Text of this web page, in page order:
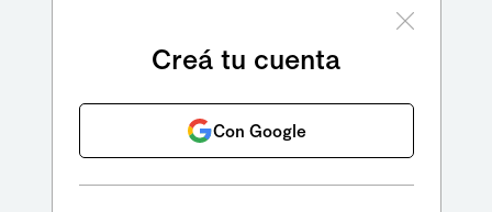
Creá tu cuenta
Con Google